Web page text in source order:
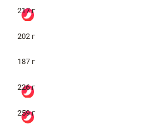
217 г
202 г
187 г
226 г
259 г